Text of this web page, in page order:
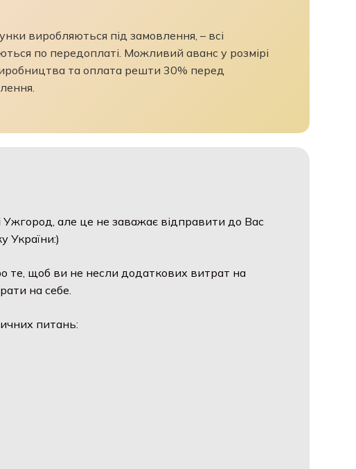
виробляються під замовлення, – всі
по передоплаті. Можливий аванс у розмірі
та оплата решти 30% перед
Ужгород, але це не заважає відправити до Вас
України:)
те, щоб ви не несли додаткових витрат на
на себе.
питань: